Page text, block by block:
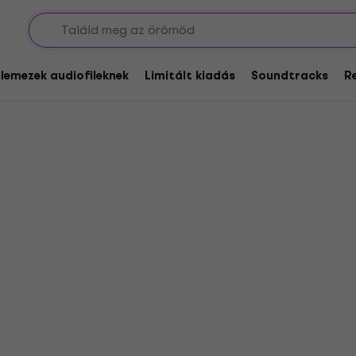
audiofileknek Limitált kiadás Soundtracks
Trio